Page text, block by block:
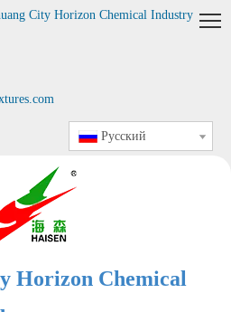
City Horizon Chemical Industry
Pусский
Horizon Chemical